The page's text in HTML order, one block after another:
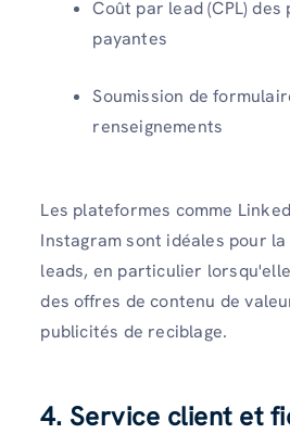
Coût par lead (CPL) des
payantes
Soumission de
renseignements
Les plateformes comme
Instagram sont idéales pour
leads, en particulier
des offres de contenu de
publicités de reciblage.
4. Service client et